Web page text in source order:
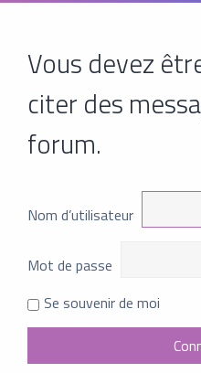
Vous devez
citer des
forum.
Nom d’utilisateur
Mot de passe
Se souvenir de moi